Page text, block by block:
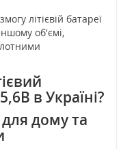
літієвій батареї
об'ємі,
в Україні?
дому та